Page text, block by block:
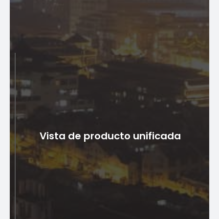
Sincronización con plataformas
externas
de productos con plataformas externas, garantizando
uniformidad en calificaciones, descuentos, campañas,
precios negociados y gestión de lógica de precios en
múltiples sistemas e interfaces.
Vista de producto unificada